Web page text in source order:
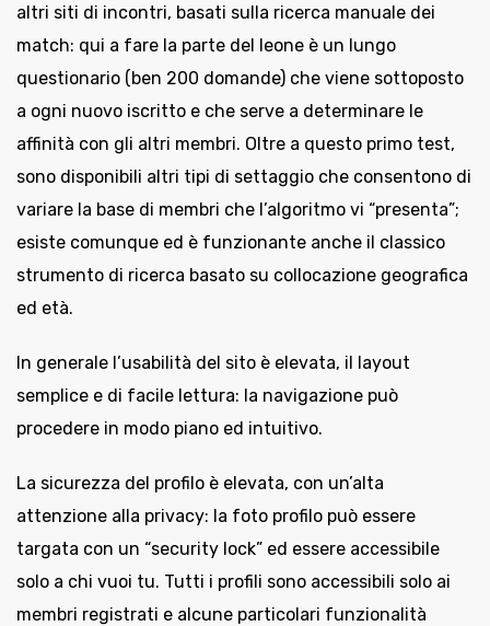
altri siti di incontri, basati sulla ricerca manuale dei
match: qui a fare la parte del leone è un lungo
questionario (ben 200 domande) che viene sottoposto
a ogni nuovo iscritto e che serve a determinare le
affinità con gli altri membri. Oltre a questo primo test,
sono disponibili altri tipi di settaggio che consentono di
variare la base di membri che l’algoritmo vi “presenta”;
esiste comunque ed è funzionante anche il classico
strumento di ricerca basato su collocazione geografica
ed età.
In generale l’usabilità del sito è elevata, il layout
semplice e di facile lettura: la navigazione può
procedere in modo piano ed intuitivo.
La sicurezza del profilo è elevata, con un’alta
attenzione alla privacy: la foto profilo può essere
targata con un “security lock” ed essere accessibile
solo a chi vuoi tu. Tutti i profili sono accessibili solo ai
membri registrati e alcune particolari funzionalità